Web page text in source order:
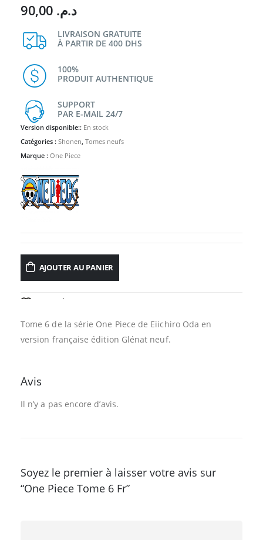
د.م.
LIVRAISON GRATUITE
À PARTIR DE 400 DHS
100%
PRODUIT AUTHENTIQUE
SUPPORT
PAR E-MAIL 24/7
Version disponible:: En stock
Catégories : Shonen, Tomes neufs
Marque : One Piece
AJOUTER AU PANIER
Tome 6 de la série One Piece de Eiichiro Oda en
version française édition Glénat neuf.
Avis
Il n’y a pas encore d’avis.
Soyez le premier à laisser votre avis sur
“One Piece Tome 6 Fr”